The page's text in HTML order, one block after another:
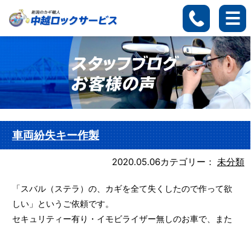
車両紛失キー作製
2020.05.06カテゴリー： 未分類
「スバル（ステラ）の、カギを全て失くしたので作って欲
しい」というご依頼です。
セキュリティー有り・イモビライザー無しのお車で、また